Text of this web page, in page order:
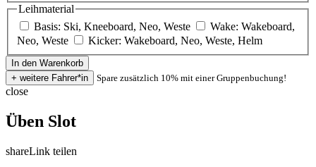
Leihmaterial
Basis: Ski, Kneeboard, Neo, Weste
Wake: Wakeboard,
Neo, Weste
Kicker: Wakeboard, Neo, Weste, Helm
Spare zusätzlich 10% mit einer Gruppenbuchung!
close
Üben Slot
shareLink teilen